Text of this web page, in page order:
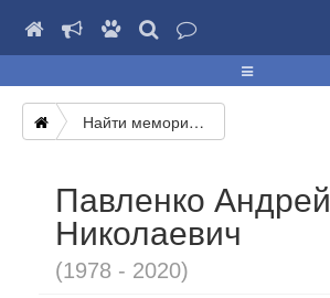
Найти мемориал
Павленко Андрей
Николаевич
(1978 - 2020)